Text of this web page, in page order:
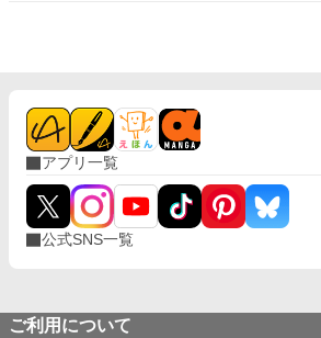
アプリ一覧
公式SNS一覧
ご利用について